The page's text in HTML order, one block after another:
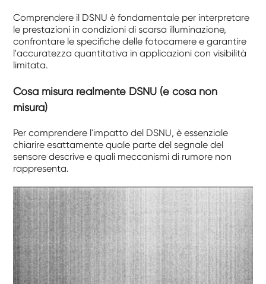
Comprendere il DSNU è fondamentale per interpretare
le prestazioni in condizioni di scarsa illuminazione,
confrontare le specifiche delle fotocamere e garantire
l'accuratezza quantitativa in applicazioni con visibilità
limitata.
Cosa misura realmente DSNU (e cosa non
misura)
Per comprendere l'impatto del DSNU, è essenziale
chiarire esattamente quale parte del segnale del
sensore descrive e quali meccanismi di rumore non
rappresenta.